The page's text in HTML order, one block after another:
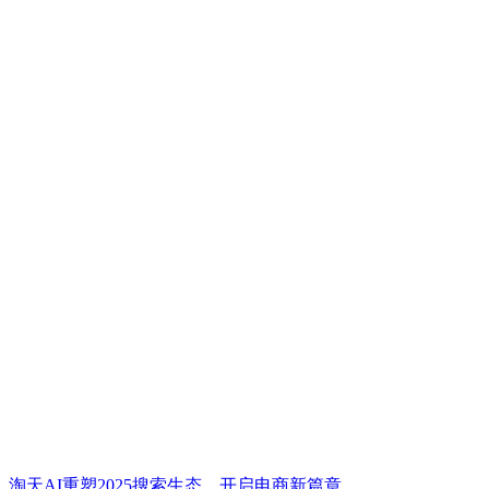
淘天AI重塑2025搜索生态，开启电商新篇章